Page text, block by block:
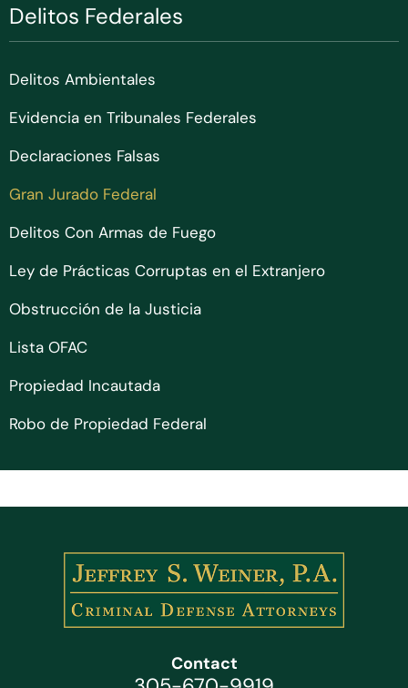
Delitos Federales
Delitos Ambientales
Evidencia en Tribunales Federales
Declaraciones Falsas
Gran Jurado Federal
Delitos Con Armas de Fuego
Ley de Prácticas Corruptas en el Extranjero
Obstrucción de la Justicia
Lista OFAC
Propiedad Incautada
Robo de Propiedad Federal
Contact